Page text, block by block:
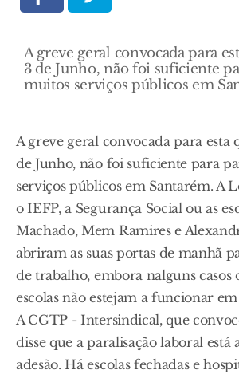
A greve geral convocada para
3 de Junho, não foi suficiente
muitos serviços públicos em
A greve geral convocada para esta
de Junho, não foi suficiente para
serviços públicos em Santarém. A
o IEFP, a Segurança Social ou as
Machado, Mem Ramires e
abriram as suas portas de manhã
de trabalho, embora nalguns casos
escolas não estejam a funcionar
A CGTP - Intersindical, que
disse que a paralisação laboral
adesão. Há escolas fechadas e